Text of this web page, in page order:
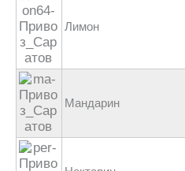
Лимон
Мандарин